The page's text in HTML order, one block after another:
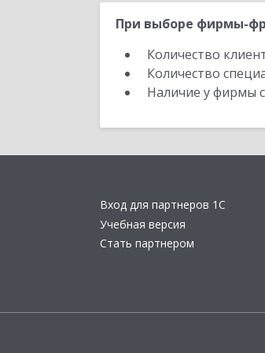
При выборе фирмы-
Количество
Количество
Наличие у фирмы
Вход для партнеров 1С
Учебная версия
Стать партнером